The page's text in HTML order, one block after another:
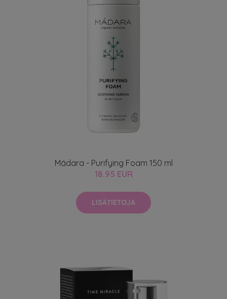
Mádara - Purifying Foam 150 ml
18.95 EUR
LISÄTIETOJA